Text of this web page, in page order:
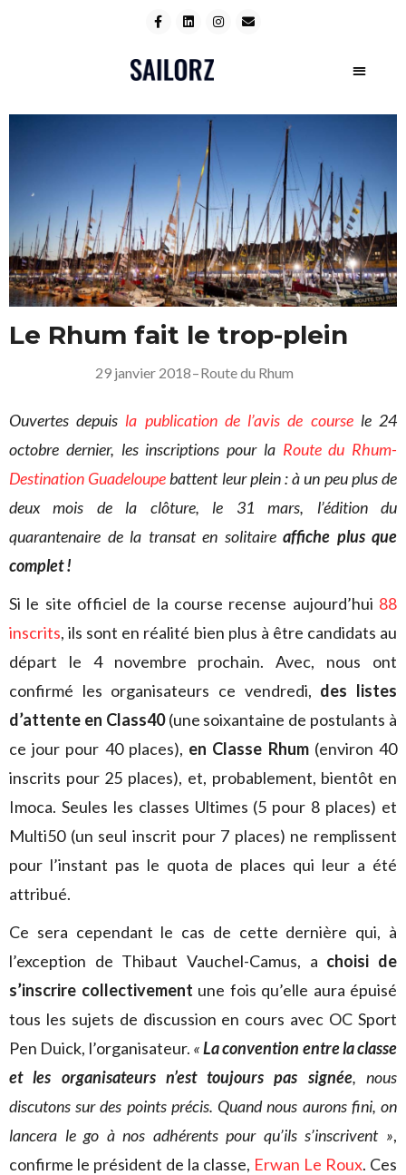
Le Rhum fait le trop-plein
29 janvier 2018–Route du Rhum
Ouvertes depuis la publication de l’avis de coursele 24
octobre dernier, les inscriptions pour la Route du Rhum-
Destination Guadeloupe battent leur plein : à un peu plus de
deux mois de la clôture, le 31 mars, l’édition du
quarantenaire de la transat en solitaire affiche plus que
complet !
Si le site officiel de la course recense aujourd’hui 88
inscrits, ils sont en réalité bien plus à être candidats au
départ le 4 novembre prochain. Avec, nous ont
confirmé les organisateurs ce vendredi, des listes
d’attente en Class40(une soixantaine de postulants à
ce jour pour 40 places), en Classe Rhum (environ 40
inscrits pour 25 places), et, probablement, bientôt en
Imoca. Seules les classes Ultimes (5 pour 8 places) et
Multi50 (un seul inscrit pour 7 places) ne remplissent
pour l’instant pas le quota de places qui leur a été
attribué.
Ce sera cependant le cas de cette dernière qui, à
l’exception de Thibaut Vauchel-Camus, a choisi de
s’inscrire collectivement une fois qu’elle aura épuisé
tous les sujets de discussion en cours avec OC Sport
Pen Duick, l’organisateur. «La convention entre la classe
et les organisateurs n’est toujours pas signée, nous
discutons sur des points précis. Quand nous aurons fini, on
lancera le go à nos adhérents pour qu’ils s’inscrivent »,
confirme le président de la classe, Erwan Le Roux. Ces